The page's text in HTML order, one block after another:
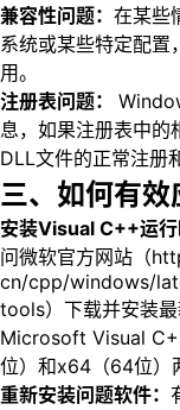
兼容性问题： 在某些
系统或某些特定配置
用。
注册表问题：
息，如果注册表中的
DLL文件的正常注册
三、如何有
安装Visual C++运行
问微软官方网站（
cn/cpp/windows/
tools）下载并安装
Microsoft Visual
位）和x64（64位）
重新安装问题软件：